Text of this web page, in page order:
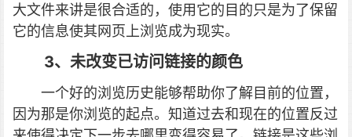
大文件来讲是很合适的，使用它的目的只是为了保留
它的信息使其网页上浏览成为现实。
3、未改变已访问链接的颜色
一个好的浏览历史能够帮助你了解目前的位置，
因为那是你浏览的起点。知道过去和现在的位置反过